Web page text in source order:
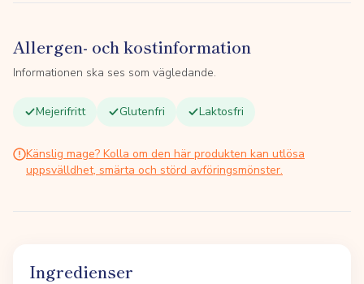
Allergen- och kostinformation
Informationen ska ses som vägledande.
Mejerifritt Glutenfri Laktosfri
Känslig mage? Kolla om den här produkten kan utlösa
uppsvälldhet, smärta och störd avföringsmönster.
Ingredienser